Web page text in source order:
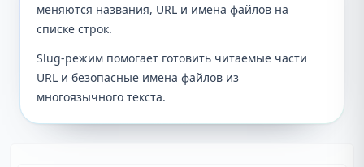
меняются названия, URL и имена файлов на
списке строк.
Slug-режим помогает готовить читаемые части
URL и безопасные имена файлов из
многоязычного текста.